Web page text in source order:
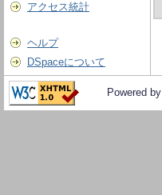
アクセス統計
ヘルプ
DSpaceについて
Powered by